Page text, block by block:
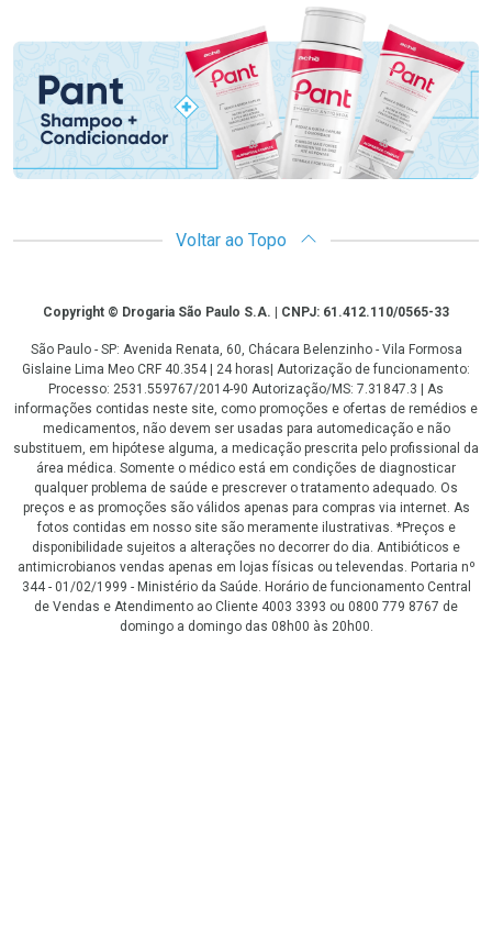
Promoção em Destaque
Voltar ao Topo
CopyrightCopyright © Drogaria São Paulo S.A. | CNPJ: 61.412.110/0565-33
São Paulo - SP: Avenida Renata, 60, Chácara Belenzinho - Vila Formosa
Gislaine Lima Meo CRF 40.354 | 24 horas| Autorização de funcionamento:
Processo: 2531.559767/2014-90 Autorização/MS: 7.31847.3 | As
informações contidas neste site, como promoções e ofertas de remédios e
medicamentos, não devem ser usadas para automedicação e não
substituem, em hipótese alguma, a medicação prescrita pelo profissional da
área médica. Somente o médico está em condições de diagnosticar
qualquer problema de saúde e prescrever o tratamento adequado. Os
preços e as promoções são válidos apenas para compras via internet. As
fotos contidas em nosso site são meramente ilustrativas. *Preços e
disponibilidade sujeitos a alterações no decorrer do dia. Antibióticos e
antimicrobianos vendas apenas em lojas físicas ou televendas. Portaria nº
344 - 01/02/1999 - Ministério da Saúde. Horário de funcionamento Central
de Vendas e Atendimento ao Cliente 4003 3393 ou 0800 779 8767 de
domingo a domingo das 08h00 às 20h00.